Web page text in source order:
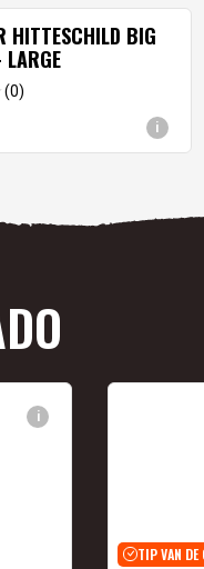
i
HITTESCHILD BIG
LARGE
(0)
i
TIP VAN DE